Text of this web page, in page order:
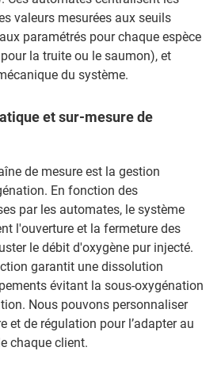
valeurs mesurées aux seuils
paramétrés pour chaque espèce
la truite ou le saumon), et
du système.
et sur-mesure de
de mesure est la gestion
En fonction des
par les automates, le système
l'ouverture et la fermeture des
le débit d'oxygène pur injecté.
garantit une dissolution
évitant la sous-oxygénation
Nous pouvons personnaliser
et de régulation pour l’adapter au
chaque client.